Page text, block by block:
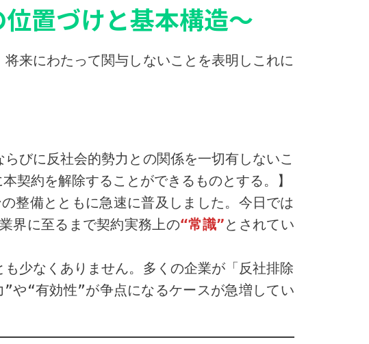
置づけと基本構造～
来にわたって関与しないことを表明しこれに
びに反社会的勢力との関係を一切有しないこ
契約を解除することができるものとする。】
整備とともに急速に普及しました。今日では
界に至るまで契約実務上の“常識”とされてい
少なくありません。多くの企業が「反社排除
や“有効性”が争点になるケースが急増してい